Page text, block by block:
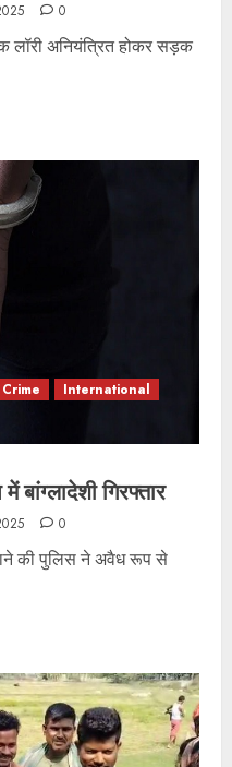
0
लॉरी अनियंत्रित होकर सड़क
Crime
International
गिरफ्तार
0
की पुलिस ने अवैध रूप से